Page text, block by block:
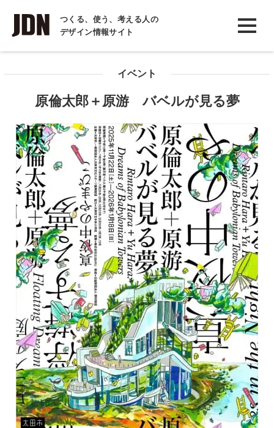
つくる、使う、考える人の
デザイン情報サイト
INTERVIEW
インタビュー
コラム
イベント
原倫太郎＋原游 バベルが見る夢